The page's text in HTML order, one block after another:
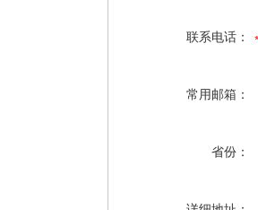
联系电话：
常用邮箱：
省份：